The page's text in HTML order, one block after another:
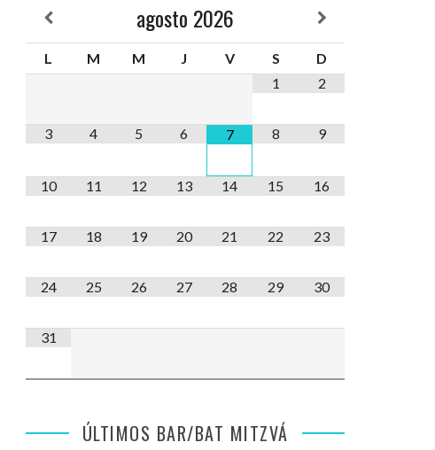
agosto 2026
L M M J V S
D
1
2
3 4 5 6 7 8 9
10 11 12 13 14 15 16
17 18 19 20 21 22 23
24 25 26 27 28 29 30
31
ÚLTIMOS BAR/BAT MITZVÁ